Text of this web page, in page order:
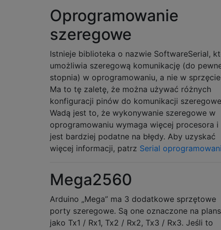
Oprogramowanie
szeregowe
Istnieje biblioteka o nazwie SoftwareSerial,
umożliwia szeregową komunikację (do
stopnia) w oprogramowaniu, a nie w
Ma to tę zaletę, że można używać różnych
konfiguracji pinów do komunikacji
Wadą jest to, że wykonywanie szeregowe w
oprogramowaniu wymaga więcej procesora i
jest bardziej podatne na błędy. Aby uzyskać
więcej informacji, patrz Serial
Mega2560
Arduino „Mega” ma 3 dodatkowe sprzętowe
porty szeregowe. Są one oznaczone na
jako Tx1 / Rx1, Tx2 / Rx2, Tx3 / Rx3. Jeśli to